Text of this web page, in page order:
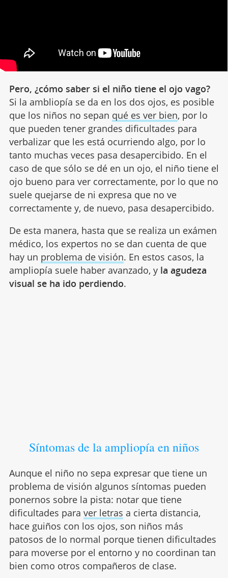
Pero, ¿cómo saber si el niño tiene el ojo vago?
Si la ambliopía se da en los dos ojos, es posible
que los niños no sepan qué es ver bien, por lo
que pueden tener grandes dificultades para
verbalizar que les está ocurriendo algo, por lo
tanto muchas veces pasa desapercibido. En el
caso de que sólo se dé en un ojo, el niño tiene el
ojo bueno para ver correctamente, por lo que no
suele quejarse de ni expresa que no ve
correctamente y, de nuevo, pasa desapercibido.
De esta manera, hasta que se realiza un exámen
médico, los expertos no se dan cuenta de que
hay un problema de visión. En estos casos, la
ampliopía suele haber avanzado, y la agudeza
visual se ha ido perdiendo.
Síntomas de la ampliopía en niños
Aunque el niño no sepa expresar que tiene un
problema de visión algunos síntomas pueden
ponernos sobre la pista: notar que tiene
dificultades para ver letras a cierta distancia,
hace guiños con los ojos, son niños más
patosos de lo normal porque tienen dificultades
para moverse por el entorno y no coordinan tan
bien como otros compañeros de clase.